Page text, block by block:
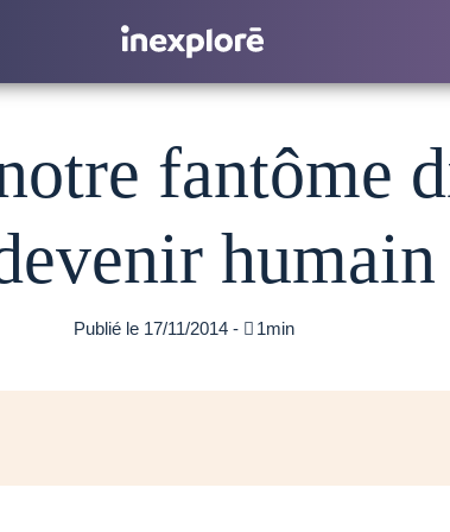
fantôme
humain
Publié le 17/11/2014 -  1min